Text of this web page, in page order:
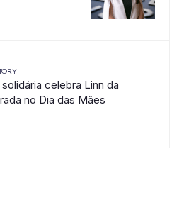
celebra Linn da
no Dia das Mães